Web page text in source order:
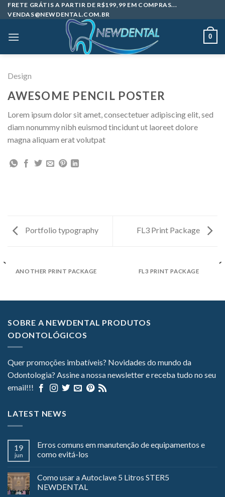
Skip
to
FRETE GRÁTIS A PARTIR DE R$199,99 EM COMPRAS...
VENDAS@NEWDENTAL.COM.BR
0
Design
AWESOME PENCIL POSTER
Lorem ipsum dolor sit amet, consectetuer adipiscing elit, sed
diam nonummy nibh euismod tincidunt ut laoreet dolore
magna aliquam erat volutpat
Portfolio typography FL3 Print Package
ANOTHER PRINT PACKAGE FL3 PRINT PACKAGE
SOBRE A NEWDENTAL PRODUTOS
ODONTOLÓGICOS
Quer promoções imbatíveis? Novidades do mundo da
Odontologia? Assine a nossa newsletter e receba tudo no seu
email!!!
LATEST NEWS
19
jun
Erros comuns em manutenção de equipamentos e
como evitá-los
Como usar a Autoclave 5 Litros STER5
NEWDENTAL